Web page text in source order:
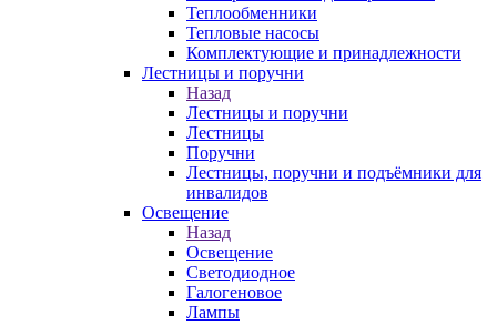
Теплообменники
Тепловые насосы
Комплектующие и принадлежности
Лестницы и поручни
Назад
Лестницы и поручни
Лестницы
Поручни
Лестницы, поручни и подъёмники для
инвалидов
Освещение
Назад
Освещение
Светодиодное
Галогеновое
Лампы